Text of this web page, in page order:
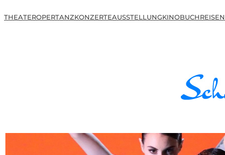
THEATEROPERTANZKONZERTEAUSSTELLUNGKINOBUCHREISEN